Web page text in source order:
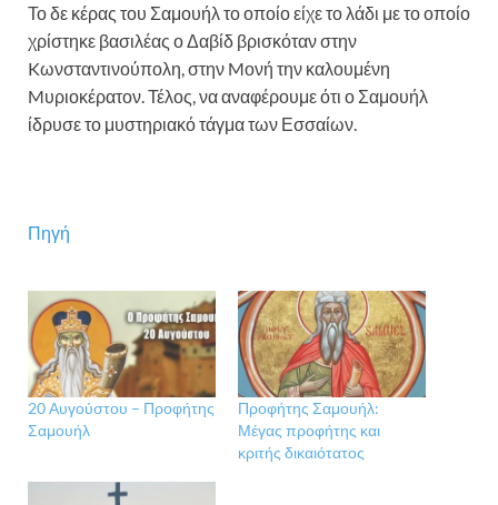
Το δε κέρας του Σαμουήλ το οποίο είχε το λάδι με το οποίο
χρίστηκε βασιλέας ο Δαβίδ βρισκόταν στην
Kωνσταντινούπολη, στην Mονή την καλουμένη
Mυριοκέρατον. Τέλος, να αναφέρουμε ότι ο Σαμουήλ
ίδρυσε το μυστηριακό τάγμα των Εσσαίων.
Πηγή
20 Αυγούστου – Προφήτης
Σαμουήλ
Προφήτης Σαμουήλ:
Μέγας προφήτης και
κριτής δικαιότατος